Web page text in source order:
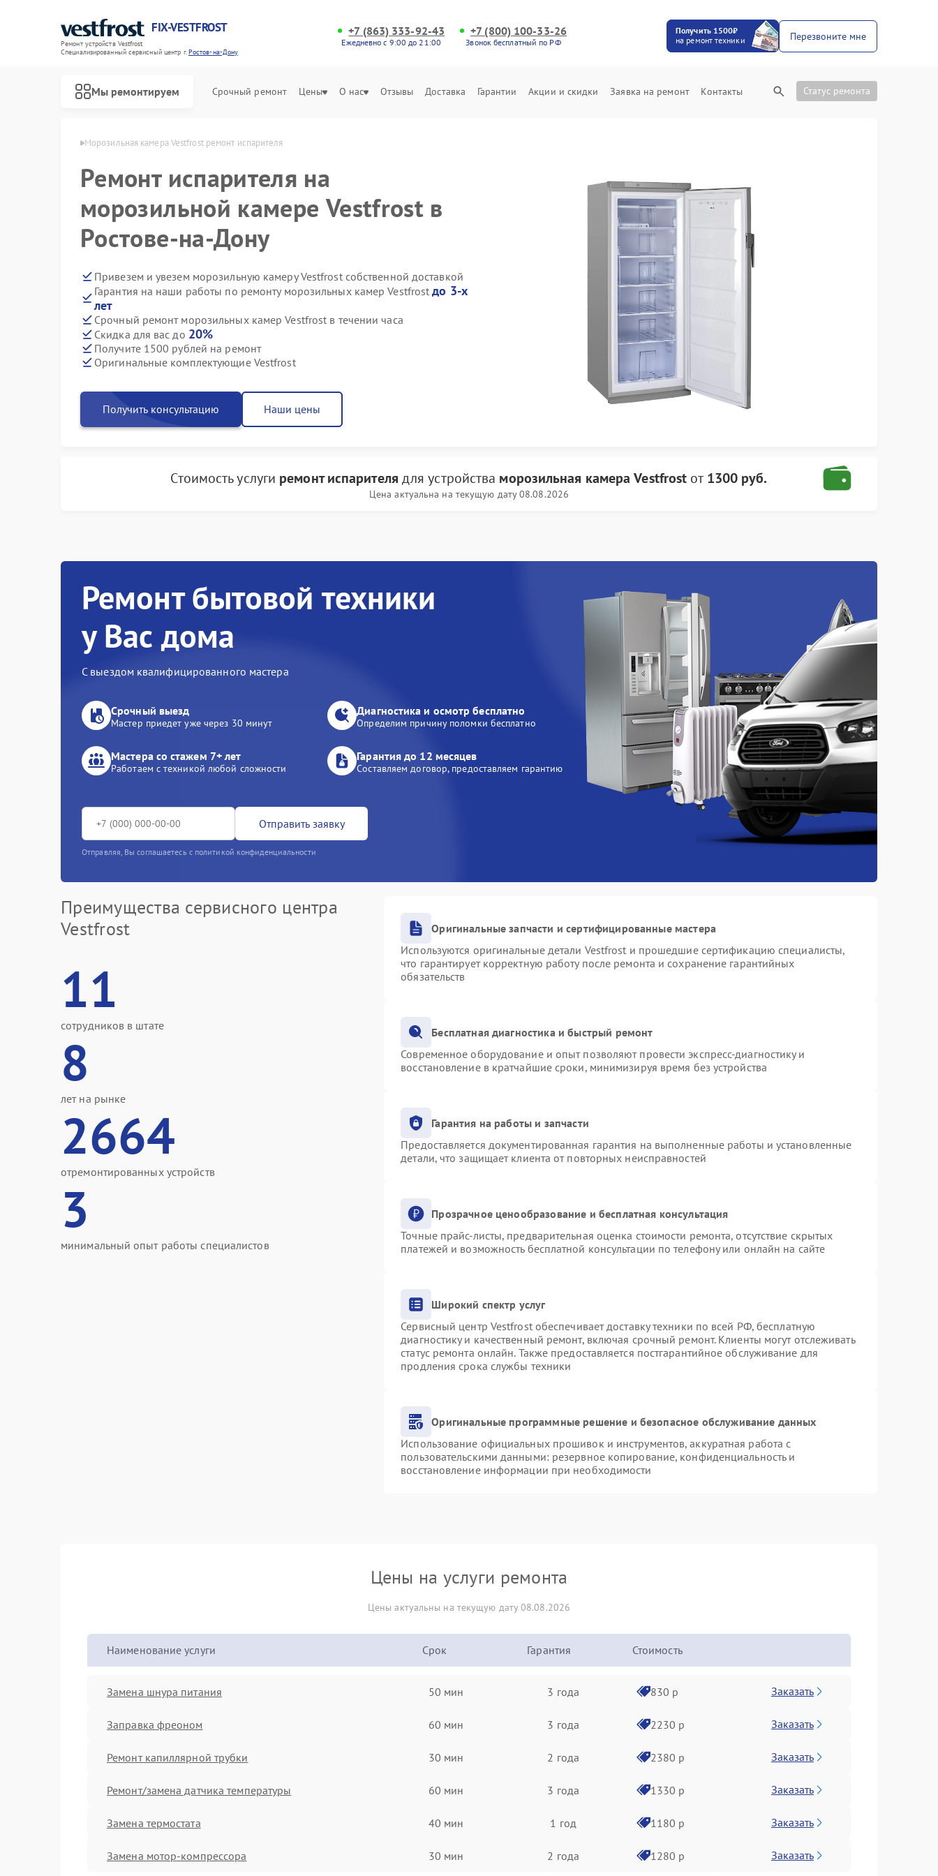
FIX-VESTFROST
Ремонт устройств Vestfrost
Специализированный cервисный центр г.Ростов-на-Дону
+7 (863) 333-92-43
Ежедневно с 9:00 до 21:00
+7 (800) 100-33-26
Звонок бесплатный по РФ
Получить 1500₽
на ремонт техники
Перезвоните мне
Мы ремонтируем Срочный ремонт Цены О нас Отзывы Доставка Гарантии Акции и скидки Заявка на ремонт Контакты Статус ремонта
Морозильная камера Vestfrost ремонт испарителя
Ремонт испарителя на
морозильной камере Vestfrost в
Ростове-на-Дону
Привезем и увезем морозильную камеру Vestfrost собственной доставкой
Гарантия на наши работы по ремонту морозильных камер Vestfrostдо 3-х
лет
Срочный ремонт морозильных камер Vestfrost в течении часа
Скидка для вас до 20%
Получите 1500 рублей на ремонт
Оригинальные комплектующие Vestfrost
Получить консультацию Наши цены
Стоимость услуги ремонт испарителя для устройства морозильная камера Vestfrost от 1300 руб.
Цена актуальна на текущую дату 08.08.2026
Ремонт бытовой техники
у Вас дома
С выездом квалифицированного мастера
Срочный выезд
Мастер приедет уже через 30 минут
Диагностика и осмотр бесплатно
Определим причину поломки бесплатно
Мастера со стажем 7+ лет
Работаем с техникой любой сложности
Гарантия до 12 месяцев
Составляем договор, предоставляем гарантию
Отправить заявку
Отправляя, Вы соглашаетесь с политикой конфиденциальности
Преимущества сервисного центра
Vestfrost
11
сотрудников в штате
8
лет на рынке
2664
отремонтированных устройств
3
минимальный опыт работы специалистов
Оригинальные запчасти и сертифицированные мастера
Используются оригинальные детали Vestfrost и прошедшие сертификацию специалисты,
что гарантирует корректную работу после ремонта и сохранение гарантийных
обязательств
Бесплатная диагностика и быстрый ремонт
Современное оборудование и опыт позволяют провести экспресс-диагностику и
восстановление в кратчайшие сроки, минимизируя время без устройства
Гарантия на работы и запчасти
Предоставляется документированная гарантия на выполненные работы и установленные
детали, что защищает клиента от повторных неисправностей
Прозрачное ценообразование и бесплатная консультация
Точные прайс-листы, предварительная оценка стоимости ремонта, отсутствие скрытых
платежей и возможность бесплатной консультации по телефону или онлайн на сайте
Широкий спектр услуг
Сервисный центр Vestfrost обеспечивает доставку техники по всей РФ, бесплатную
диагностику и качественный ремонт, включая срочный ремонт. Клиенты могут отслеживать
статус ремонта онлайн. Также предоставляется постгарантийное обслуживание для
продления срока службы техники
Оригинальные программные решение и безопасное обслуживание данных
Использование официальных прошивок и инструментов, аккуратная работа с
пользовательскими данными: резервное копирование, конфиденциальность и
восстановление информации при необходимости
Цены на услуги ремонта
Цены актуальны на текущую дату 08.08.2026
Наименование услуги Срок Гарантия Стоимость
Замена шнура питания 50 мин 3 года 830 р Заказать
Заправка фреоном 60 мин 3 года 2230 р Заказать
Ремонт капиллярной трубки 30 мин 2 года 2380 р Заказать
Ремонт/замена датчика температуры 60 мин 3 года 1330 р Заказать
Замена термостата 40 мин 1 год 1180 р Заказать
Замена мотор-компрессора 30 мин 2 года 1280 р Заказать